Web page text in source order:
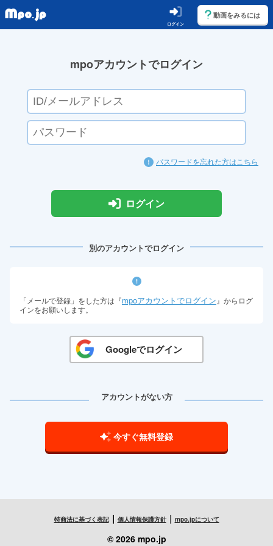
ログイン
動画をみるには
mpoアカウントでログイン
パスワードを忘れた方はこちら
ログイン
別のアカウントでログイン
「メールで登録」をした方は『mpoアカウントでログイン 』からログ
インをお願いします。
Googleでログイン
アカウントがない方
今すぐ無料登録
特商法に基づく表記｜ 個人情報保護方針｜ mpo.jpについて
© 2026 mpo.jp